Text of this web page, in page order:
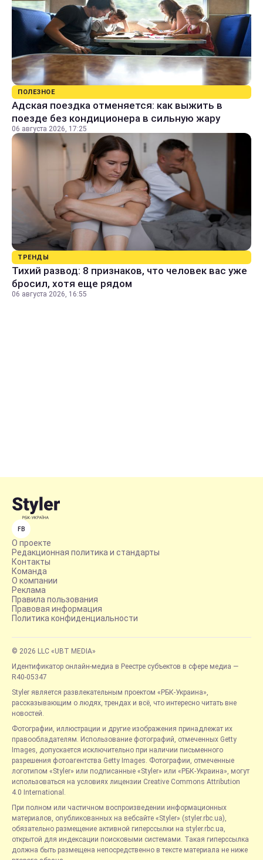
ПОЛЕЗНОЕ
Адская поездка отменяется: как выжить в
поезде без кондиционера в сильную жару
06 августа 2026, 17:25
ТРЕНДЫ
Тихий развод: 8 признаков, что человек вас уже
бросил, хотя еще рядом
06 августа 2026, 16:55
FB
О проекте
Редакционная политика и стандарты
Контакты
Команда
О компании
Реклама
Правила пользования
Правовая информация
Политика конфиденциальности
© 2026 LLC «UBT MEDIA»
Идентификатор онлайн-медиа в Реестре субъектов в сфере медиа —
R40-05347
Styler является развлекательным проектом «РБК-Украина»,
рассказывающим о людях, трендах и всё, что интересно читать вне
новостей.
Фотографии, иллюстрации и другие изображения принадлежат их
правообладателям. Использование фотографий, отмеченных Getty
Images, допускается исключительно при наличии письменного
разрешения фотоагентства Getty Images. Фотографии, отмеченные
логотипом «Styler» или подписанные «Styler» или «РБК-Украина», могут
использоваться на условиях лицензии Creative Commons Attribution
4.0 International.
При полном или частичном воспроизведении информационных
материалов, опубликованных на вебсайте «Styler» (styler.rbc.ua),
обязательно размещение активной гиперссылки на styler.rbc.ua,
открытой для индексации поисковыми системами. Такая гиперссылка
должна быть размещена непосредственно в тексте материала не ниже